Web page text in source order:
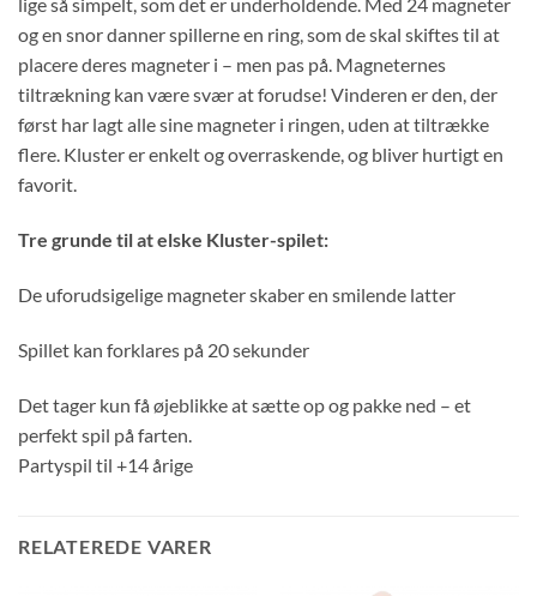
lige så simpelt, som det er underholdende. Med 24 magneter
og en snor danner spillerne en ring, som de skal skiftes til at
placere deres magneter i – men pas på. Magneternes
tiltrækning kan være svær at forudse! Vinderen er den, der
først har lagt alle sine magneter i ringen, uden at tiltrække
flere. Kluster er enkelt og overraskende, og bliver hurtigt en
favorit.
Tre grunde til at elske Kluster-spilet:
De uforudsigelige magneter skaber en smilende latter
Spillet kan forklares på 20 sekunder
Det tager kun få øjeblikke at sætte op og pakke ned – et
perfekt spil på farten.
Partyspil til +14 årige
RELATEREDE VARER